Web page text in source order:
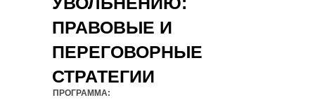
ПРАВОВЫЕ И
ПЕРЕГОВОРНЫЕ
СТРАТЕГИИ
ПРОГРАММА: